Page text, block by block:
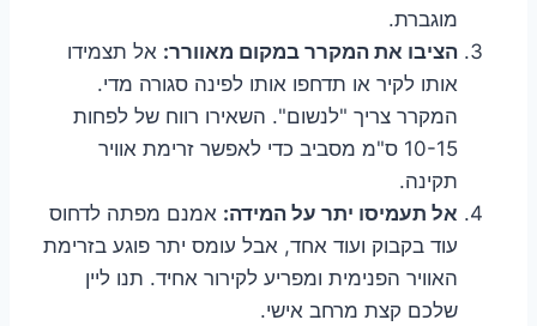
מוגברת.
הציבו את המקרר במקום מאוורר: אל תצמידו
אותו לקיר או תדחפו אותו לפינה סגורה מדי.
המקרר צריך "לנשום". השאירו רווח של לפחות
10-15 ס"מ מסביב כדי לאפשר זרימת אוויר
תקינה.
אל תעמיסו יתר על המידה: אמנם מפתה לדחוס
עוד בקבוק ועוד אחד, אבל עומס יתר פוגע בזרימת
האוויר הפנימית ומפריע לקירור אחיד. תנו ליין
שלכם קצת מרחב אישי.